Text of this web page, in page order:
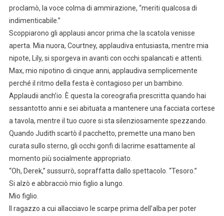
proclamò, la voce colma di ammirazione, “meriti qualcosa di
indimenticabile.”
Scoppiarono gli applausi ancor prima che la scatola venisse
aperta. Mia nuora, Courtney, applaudiva entusiasta, mentre mia
nipote, Lily, si sporgeva in avanti con occhi spalancati e attenti.
Max, mio nipotino di cinque anni, applaudiva semplicemente
perché il ritmo della festa è contagioso per un bambino.
Applaudii anch’io. È questa la coreografia prescritta quando hai
sessantotto anni e sei abituata a mantenere una facciata cortese
a tavola, mentre il tuo cuore si sta silenziosamente spezzando.
Quando Judith scartò il pacchetto, premette una mano ben
curata sullo sterno, gli occhi gonfi di lacrime esattamente al
momento più socialmente appropriato.
“Oh, Derek,” sussurrò, sopraffatta dallo spettacolo. “Tesoro.”
Si alzò e abbracciò mio figlio a lungo.
Mio figlio.
Il ragazzo a cui allacciavo le scarpe prima dell’alba per poter